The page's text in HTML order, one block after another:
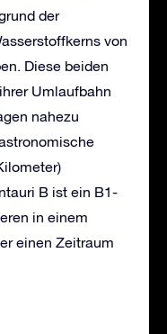
der
von
Diese beiden
Umlaufbahn
nahezu
B ist ein B1-
in einem
einen Zeitraum